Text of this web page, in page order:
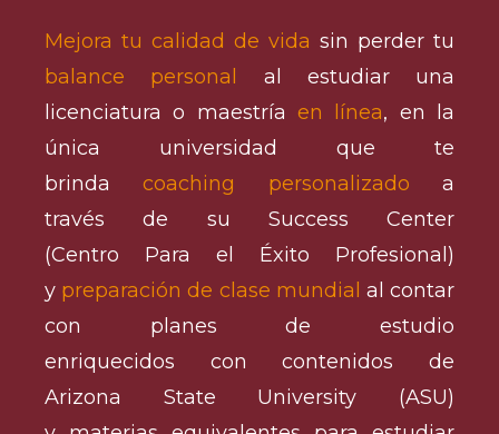
Mejora tu calidad de vida sin perder tu
balance personal
al estudiar una
licenciatura o maestría en línea, en la
única universidad que te
brinda coaching personalizado a
través de su Success Center
(Centro Para el Éxito Profesional)
y preparación de clase mundial al contar
con planes de estudio
enriquecidos con contenidos de
Arizona State University (ASU)